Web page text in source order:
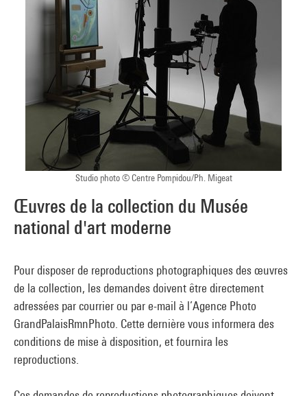
Studio photo © Centre Pompidou/Ph. Migeat
Œuvres de la collection du Musée
national d'art moderne
Pour disposer de reproductions photographiques des œuvres
de la collection, les demandes doivent être directement
adressées par courrier ou par e-mail à l’Agence Photo
GrandPalaisRmnPhoto. Cette dernière vous informera des
conditions de mise à disposition, et fournira les
reproductions.